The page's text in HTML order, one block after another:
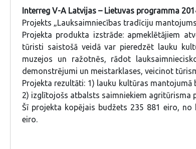
Interreg V-A Latvijas – Lietuvas programma
Projekts „Lauksaimniecības tradīciju
Projekta produkta izstrāde: apmeklētājiem
tūristi saistošā veidā var pieredzēt lauku
muzejos un ražotnēs, rādot
demonstrējumi un meistarklases, veicinot
Projekta rezultāti: 1) lauku kultūras
2) izglītojošs atbalsts saimniekiem agritūrisma
Šī projekta kopējais budžets 235 881 eiro,
eiro.